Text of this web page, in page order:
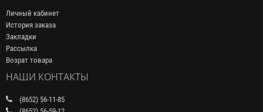
Личный кабинет
История заказа
Закладки
Рассылка
Возрат товара
НАШИ КОНТАКТЫ
(8652) 56-11-85